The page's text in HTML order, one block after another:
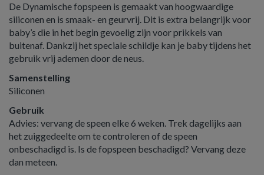
De Dynamische fopspeen is gemaakt van hoogwaardige
siliconen en is smaak- en geurvrij. Dit is extra belangrijk voor
baby’s die in het begin gevoelig zijn voor prikkels van
buitenaf. Dankzij het speciale schildje kan je baby tijdens het
gebruik vrij ademen door de neus.
Samenstelling
Siliconen
Gebruik
Advies: vervang de speen elke 6 weken. Trek dagelijks aan
het zuiggedeelte om te controleren of de speen
onbeschadigd is. Is de fopspeen beschadigd? Vervang deze
dan meteen.